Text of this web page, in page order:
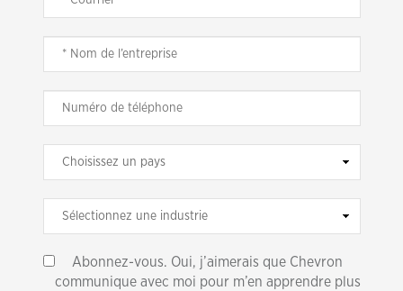
Abonnez-vous. Oui, j’aimerais que Chevron
communique avec moi pour m’en apprendre plus